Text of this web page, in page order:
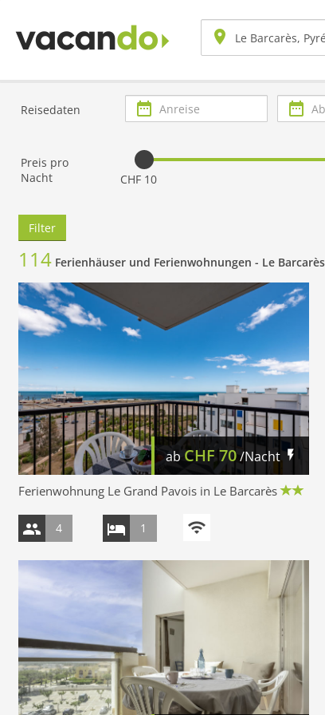
Reisedaten Anreise Abreise
Preis pro
Nacht
CHF 10
Filter
114 Ferienhäuser und Ferienwohnungen - Le
abCHF 70/Nacht
Ferienwohnung Le Grand Pavois in Le Barcarès
4 1